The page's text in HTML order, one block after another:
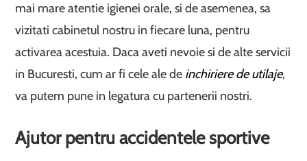
mai mare atentie igienei orale, si de asemenea, sa
vizitati cabinetul nostru in fiecare luna, pentru
activarea acestuia. Daca aveti nevoie si de alte servicii
in Bucuresti, cum ar fi cele ale de inchiriere de utilaje,
va putem pune in legatura cu partenerii nostri.
Ajutor pentru accidentele sportive